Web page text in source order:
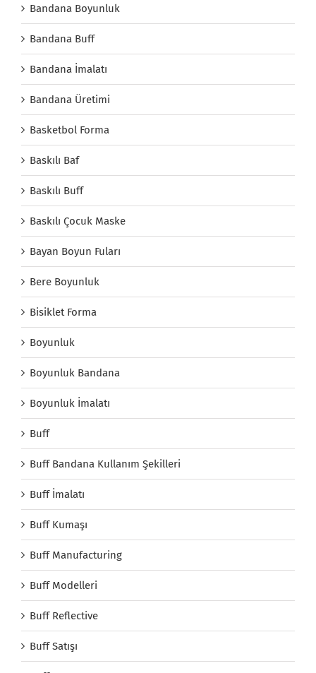
Bandana Boyunluk
Bandana Buff
Bandana İmalatı
Bandana Üretimi
Basketbol Forma
Baskılı Baf
Baskılı Buff
Baskılı Çocuk Maske
Bayan Boyun Fuları
Bere Boyunluk
Bisiklet Forma
Boyunluk
Boyunluk Bandana
Boyunluk İmalatı
Buff
Buff Bandana Kullanım Şekilleri
Buff İmalatı
Buff Kumaşı
Buff Manufacturing
Buff Modelleri
Buff Reflective
Buff Satışı